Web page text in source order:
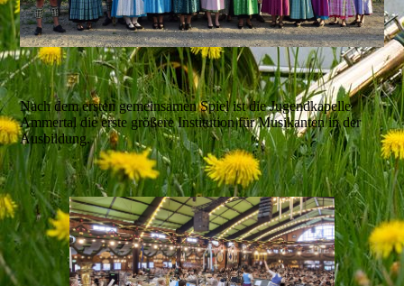
Nach dem ersten gemeinsamen Spiel ist die Jugendkapelle
Ammertal die erste größere Institution für Musikanten in der
Ausbildung.